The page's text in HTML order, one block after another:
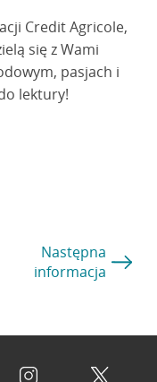
Credit Agricole,
się z Wami
pasjach i
lektury!
Następna
informacja